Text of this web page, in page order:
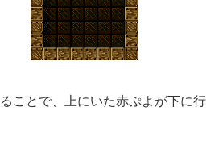
ことで、上にいた赤ぷよが下に行